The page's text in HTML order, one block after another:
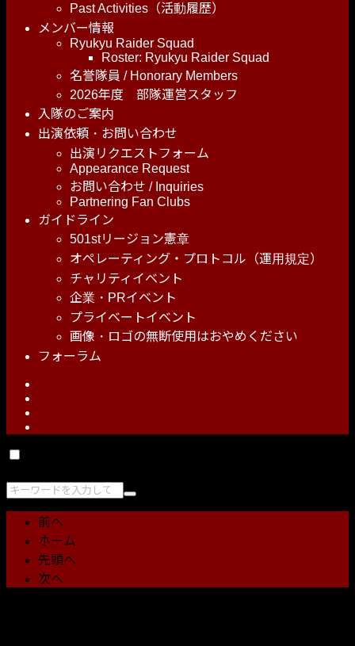
Past Activities（活動履歴）
メンバー情報
Ryukyu Raider Squad
Roster: Ryukyu Raider Squad
名誉隊員 / Honorary Members
2026年度 部隊運営スタッフ
入隊のご案内
出演依頼・お問い合わせ
出演リクエストフォーム
Appearance Request
お問い合わせ / Inquiries
Partnering Fan Clubs
ガイドライン
501stリージョン憲章
オペレーティング・プロトコル（運用規定）
チャリティイベント
企業・PRイベント
プライベートイベント
画像・ロゴの無断使用はおやめください
フォーラム
検
索
前へ
ホーム
先頭へ
次へ